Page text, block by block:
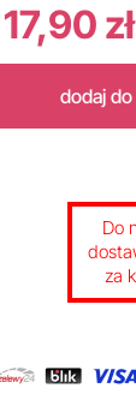
17,90 zł
dodaj
Do
za